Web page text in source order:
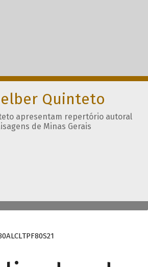
Quinteto
apresentam repertório autoral
de Minas Gerais